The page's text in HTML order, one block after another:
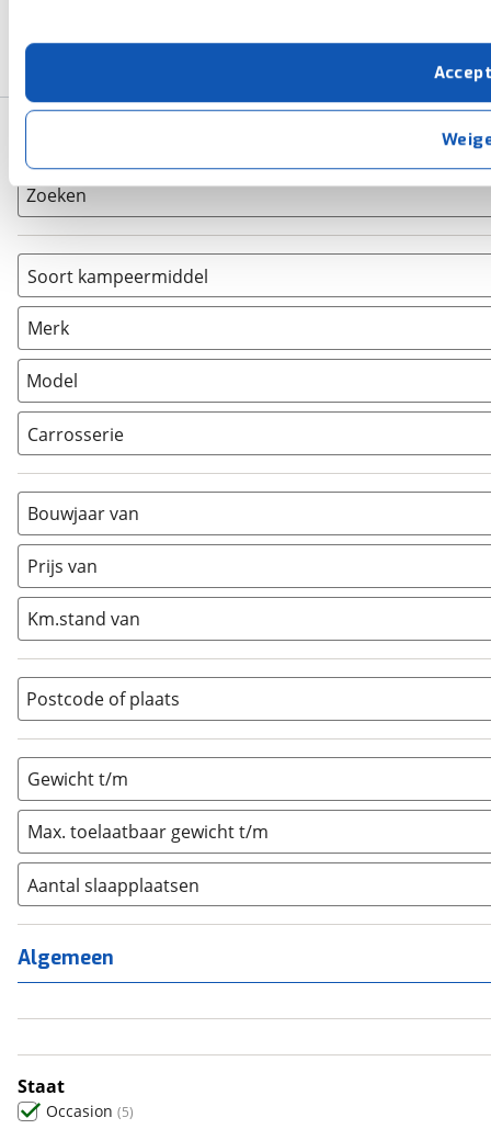
Met cookies en vergelijkbare technieken zorgen we
cookies zorgen ervoor dat de website goed werkt.
verbeteren. We tonen je graag relevante advertenties
buiten onze website volgt – uiteraard op
privacyverklaring
. Als je weigert, plaatsen we alleen
kun je later altijd aanpassen via devoorkeurenpagina.
Zoeken
Soort kampeermiddel
Caravan (5)
Camper
Vouwwagen
Merk
Model
Carrosserie
Alkoof (0)
Busmodel
Caravan (5)
Half-integraal
Integraal (0)
Opzetunit (0
Vouwwagen (0)
Bouwjaar van
Prijs van
Km.stand van
Postcode of plaats
Gewicht t/m
Max. toelaatbaar gewicht t/m
Aantal slaapplaatsen
1 (0)
2 (0)
3 (1)
Algemeen
Staat
Occasion (5)